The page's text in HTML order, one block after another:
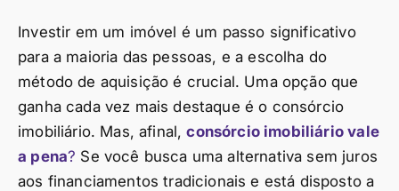
Investir em um imóvel é um passo significativo
para a maioria das pessoas, e a escolha do
método de aquisição é crucial. Uma opção que
ganha cada vez mais destaque é o consórcio
imobiliário. Mas, afinal,consórcio imobiliário vale
a pena? Se você busca uma alternativa sem juros
aos financiamentos tradicionais e está disposto a